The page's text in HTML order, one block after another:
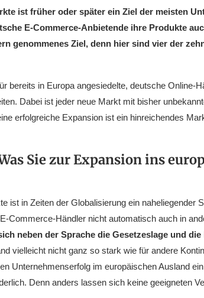
ist früher oder später ein Ziel der meisten
E-Commerce-Anbietende ihre Produkte
genommenes Ziel, denn hier sind vier der
bereits in Europa angesiedelte, deutsche Online-
Dabei ist jeder neue Markt mit bisher
erfolgreiche Expansion ist ein hinreichendes
Sie zur Expansion ins
ist in Zeiten der Globalisierung ein naheliegender
Commerce-Händler nicht automatisch auch in
neben der Sprache die Gesetzeslage und
vielleicht nicht ganz so stark wie für andere
Unternehmenserfolg im europäischen Ausland ein
Denn anders lassen sich keine geeigneten